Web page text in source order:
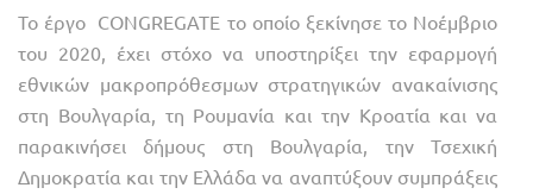
Το έργο CONGREGATE το οποίο ξεκίνησε το Νοέμβριο
του 2020, έχει στόχο να υποστηρίξει την εφαρμογή
εθνικών μακροπρόθεσμων στρατηγικών ανακαίνισης
στη Βουλγαρία, τη Ρουμανία και την Κροατία και να
παρακινήσει δήμους στη Βουλγαρία, την Τσεχική
Δημοκρατία και την Ελλάδα να αναπτύξουν συμπράξεις